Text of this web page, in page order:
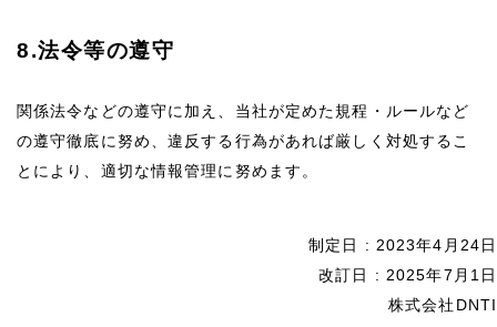
8.法令等の遵守
関係法令などの遵守に加え、当社が定めた規程・ルールなど
の遵守徹底に努め、違反する行為があれば厳しく対処するこ
とにより、適切な情報管理に努めます。
制定日 : 2023年4月24日
改訂日 : 2025年7月1日
株式会社DNTI